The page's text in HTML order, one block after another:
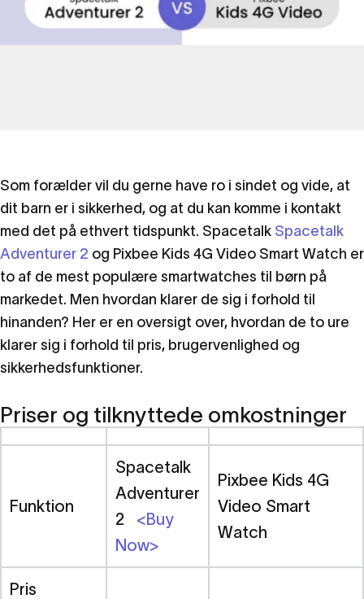
SpacetalkAdventurer2vs
Pixbee Kids 4GVideo
SmartWatch-
Sammenligning
funktionerogsikkerhed
Familie-
ressourcer
Spacetalk Adventurer 2 vs Pixbee Kids 4G Video
Smart Watch - Sammenligning af pris, funktioner
og sikkerhed
Som forælder vil du gerne have ro i sindet og vide, at
dit barn er i sikkerhed, og at du kan komme i kontakt
med det på ethvert tidspunkt. Spacetalk Spacetalk
Adventurer 2 og Pixbee Kids 4G Video Smart Watch er
to af de mest populære smartwatches til børn på
markedet. Men hvordan klarer de sig i forhold til
hinanden? Her er en oversigt over, hvordan de to ure
klarer sig i forhold til pris, brugervenlighed og
sikkerhedsfunktioner.
Priser og tilknyttede omkostninger
Funktion
Spacetalk
Adventurer
2 <Buy
Now>
Pixbee Kids 4G
Video Smart
Watch
Pris